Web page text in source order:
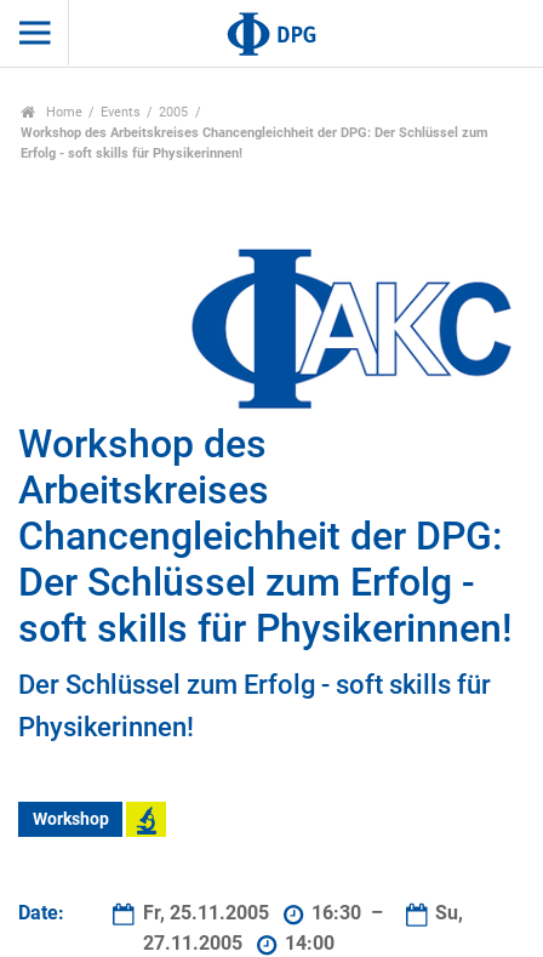
Home Events
2005
Workshop des Arbeitskreises Chancengleichheit der DPG: Der Schlüssel zum
Erfolg - soft skills für Physikerinnen!
Workshop des
Arbeitskreises
Chancengleichheit der DPG:
Der Schlüssel zum Erfolg -
soft skills für Physikerinnen!
Der Schlüssel zum Erfolg - soft skills für
Physikerinnen!
Workshop
Date: Fr, 25.11.2005 16:30 –
Su,
27.11.2005
14:00